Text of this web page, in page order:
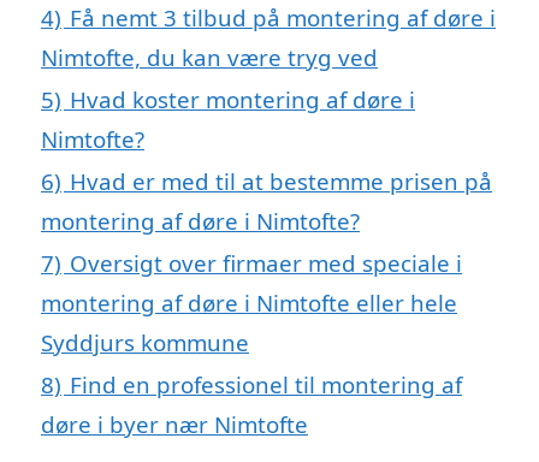
4) Få nemt 3 tilbud på montering af døre i
Nimtofte, du kan være tryg ved
5) Hvad koster montering af døre i
Nimtofte?
6) Hvad er med til at bestemme prisen på
montering af døre i Nimtofte?
7) Oversigt over firmaer med speciale i
montering af døre i Nimtofte eller hele
Syddjurs kommune
8) Find en professionel til montering af
døre i byer nær Nimtofte